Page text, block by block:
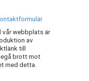
vår webbplats är
av
till
brott mot
med detta.